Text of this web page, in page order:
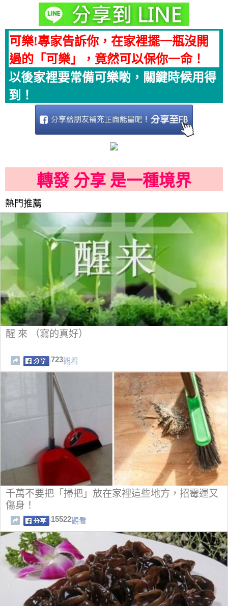
可樂!專家告訴你，在家裡擺一瓶沒開
過的「可樂」，竟然可以保你一命！
以後家裡要常備可樂喲，關鍵時候用得
到！
轉發 分享 是一種境界
熱門推薦
醒 來 （寫的真好）
723觀看
千萬不要把「掃把」放在家裡這些地方，招霉運又
傷身！
15522觀看